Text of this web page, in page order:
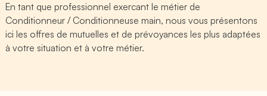
En tant que professionnel exercant le métier de
Conditionneur / Conditionneuse main, nous vous présentons
ici les offres de mutuelles et de prévoyances les plus adaptées
à votre situation et à votre métier.